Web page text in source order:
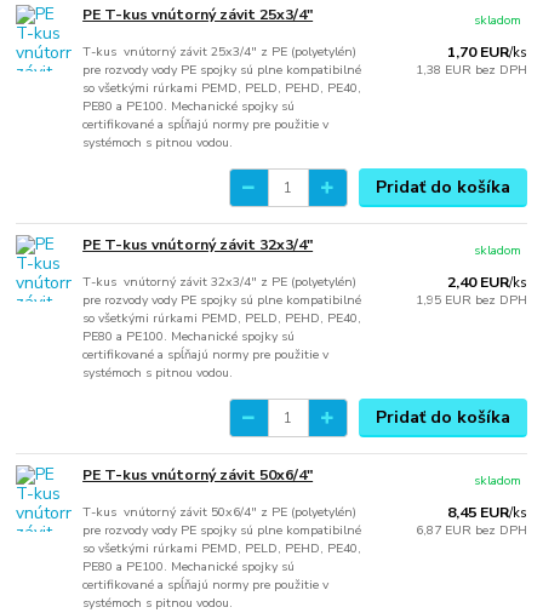
PE T-kus vnútorný závit 25x3/4"
T-kus vnútorný závit 25x3/4" z PE (polyetylén)
pre rozvody vody PE spojky sú plne kompatibilné
so všetkými rúrkami PEMD, PELD, PEHD, PE40,
PE80 a PE100. Mechanické spojky sú
certifikované a spĺňajú normy pre použitie v
systémoch s pitnou vodou.
1,70 EUR/ks
1,38 EUR bez DPH
skladom
Pridať do košíka
PE T-kus vnútorný závit 32x3/4"
T-kus vnútorný závit 32x3/4" z PE (polyetylén)
pre rozvody vody PE spojky sú plne kompatibilné
so všetkými rúrkami PEMD, PELD, PEHD, PE40,
PE80 a PE100. Mechanické spojky sú
certifikované a spĺňajú normy pre použitie v
systémoch s pitnou vodou.
2,40 EUR/ks
1,95 EUR bez DPH
skladom
Pridať do košíka
PE T-kus vnútorný závit 50x6/4"
T-kus vnútorný závit 50x6/4" z PE (polyetylén)
pre rozvody vody PE spojky sú plne kompatibilné
so všetkými rúrkami PEMD, PELD, PEHD, PE40,
PE80 a PE100. Mechanické spojky sú
certifikované a spĺňajú normy pre použitie v
systémoch s pitnou vodou.
8,45 EUR/ks
6,87 EUR bez DPH
skladom